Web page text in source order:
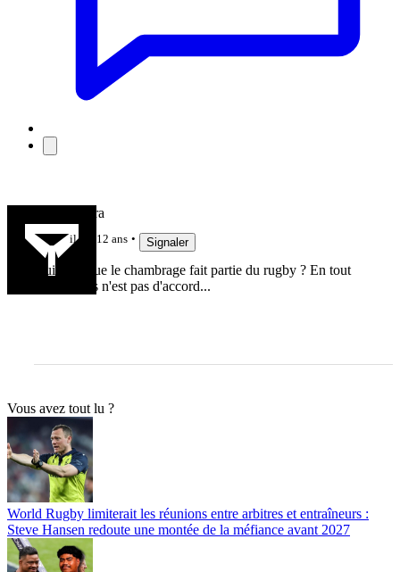
Zarathoustra
il y a 12 ans Signaler
Qui a dit que le chambrage fait partie du rugby ? En tout
cas, Barnes n'est pas d'accord...
Vous avez tout lu ?
World Rugby limiterait les réunions entre arbitres et entraîneurs :
Steve Hansen redoute une montée de la méfiance avant 2027